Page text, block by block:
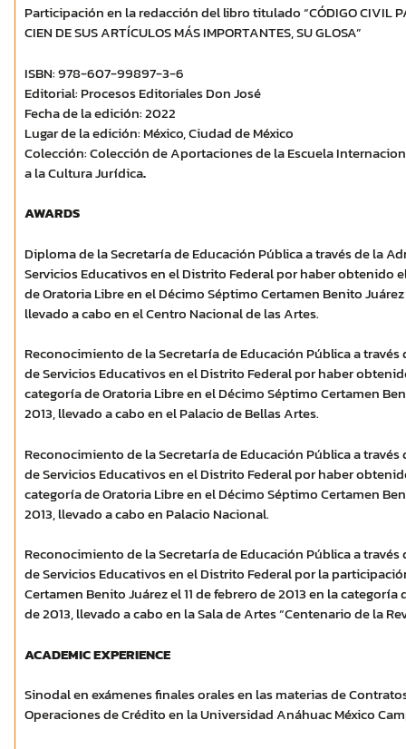
Participación en la redacción del libro titulado “CÓDIGO CIVIL
CIEN DE SUS ARTÍCULOS MÁS IMPORTANTES, SU GLOSA”
ISBN: 978-607-99897-3-6
Editorial: Procesos Editoriales Don José
Fecha de la edición: 2022
Lugar de la edición: México, Ciudad de México
Colección: Colección de Aportaciones de la Escuela
a la Cultura Jurídica.
AWARDS
Diploma de la Secretaría de Educación Pública a través de la
Servicios Educativos en el Distrito Federal por haber obtenido
de Oratoria Libre en el Décimo Séptimo Certamen Benito Juárez
llevado a cabo en el Centro Nacional de las Artes.
Reconocimiento de la Secretaría de Educación Pública a
de Servicios Educativos en el Distrito Federal por haber
categoría de Oratoria Libre en el Décimo Séptimo Certamen
2013, llevado a cabo en el Palacio de Bellas Artes.
Reconocimiento de la Secretaría de Educación Pública a
de Servicios Educativos en el Distrito Federal por haber
categoría de Oratoria Libre en el Décimo Séptimo Certamen
2013, llevado a cabo en Palacio Nacional.
Reconocimiento de la Secretaría de Educación Pública a
de Servicios Educativos en el Distrito Federal por la
Certamen Benito Juárez el 11 de febrero de 2013 en la categoría
de 2013, llevado a cabo en la Sala de Artes “Centenario de la
ACADEMIC EXPERIENCE
Sinodal en exámenes finales orales en las materias de
Operaciones de Crédito en la Universidad Anáhuac México